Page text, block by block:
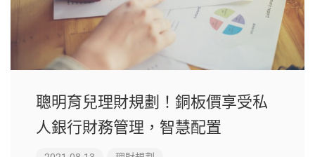
聰明育兒理財規劃！銅板價享受私
人銀行財務管理，智慧配置